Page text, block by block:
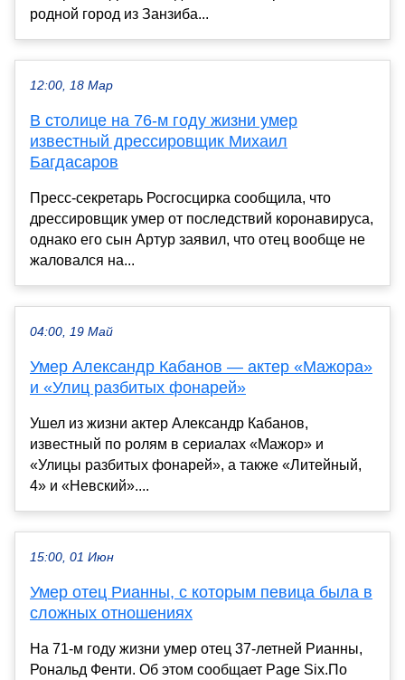
родной город из Занзиба...
12:00, 18 Мар
В столице на 76-м году жизни умер
известный дрессировщик Михаил
Багдасаров
Пресс-секретарь Росгосцирка сообщила, что
дрессировщик умер от последствий коронавируса,
однако его сын Артур заявил, что отец вообще не
жаловался на...
04:00, 19 Май
Умер Александр Кабанов — актер «Мажора»
и «Улиц разбитых фонарей»
Ушел из жизни актер Александр Кабанов,
известный по ролям в сериалах «Мажор» и
«Улицы разбитых фонарей», а также «Литейный,
4» и «Невский»....
15:00, 01 Июн
Умер отец Рианны, с которым певица была в
сложных отношениях
На 71-м году жизни умер отец 37-летней Рианны,
Рональд Фенти. Об этом сообщает Page Six.По